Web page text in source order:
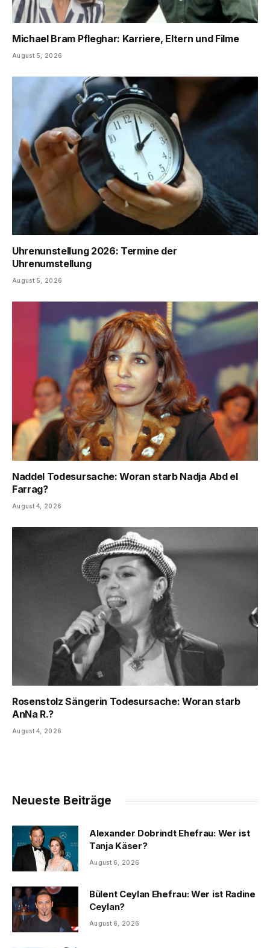
Michael Bram Pfleghar: Karriere, Eltern und Filme
August 5, 2026
Uhrenunstellung 2026: Termine der
Uhrenumstellung
August 5, 2026
Naddel Todesursache: Woran starb Nadja Abd el
Farrag?
August 4, 2026
Rosenstolz Sängerin Todesursache: Woran starb
AnNa R.?
August 4, 2026
Neueste Beiträge
Alexander Dobrindt Ehefrau: Wer ist
Tanja Käser?
August 6, 2026
Bülent Ceylan Ehefrau: Wer ist Radine
Ceylan?
August 6, 2026